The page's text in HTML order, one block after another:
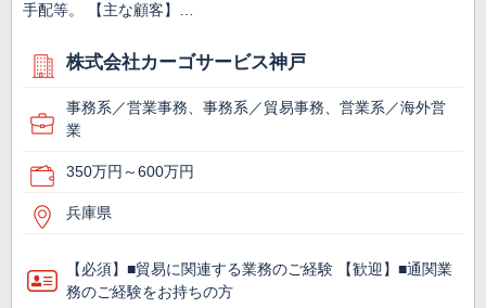
手配等。 【主な顧客】…
株式会社カーゴサービス神戸
事務系／営業事務、事務系／貿易事務、営業系／海外営
業
350万円～600万円
兵庫県
【必須】■貿易に関連する業務のご経験 【歓迎】■通関業
務のご経験をお持ちの方